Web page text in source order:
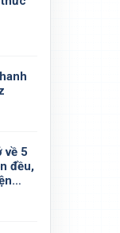
về 5
đều,
mặt